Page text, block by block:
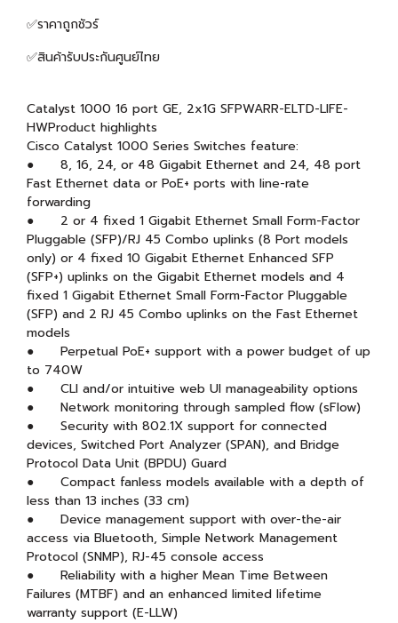
✅ราคาถูกชัวร์
✅สินค้ารับประกันศูนย์ไทย
Catalyst 1000 16 port GE, 2x1G SFPWARR-ELTD-LIFE-
HWProduct highlights
Cisco Catalyst 1000 Series Switches feature:
● 8, 16, 24, or 48 Gigabit Ethernet and 24, 48 port
Fast Ethernet data or PoE+ ports with line-rate
forwarding
● 2 or 4 fixed 1 Gigabit Ethernet Small Form-Factor
Pluggable (SFP)/RJ 45 Combo uplinks (8 Port models
only) or 4 fixed 10 Gigabit Ethernet Enhanced SFP
(SFP+) uplinks on the Gigabit Ethernet models and 4
fixed 1 Gigabit Ethernet Small Form-Factor Pluggable
(SFP) and 2 RJ 45 Combo uplinks on the Fast Ethernet
models
● Perpetual PoE+ support with a power budget of up
to 740W
● CLI and/or intuitive web UI manageability options
● Network monitoring through sampled flow (sFlow)
● Security with 802.1X support for connected
devices, Switched Port Analyzer (SPAN), and Bridge
Protocol Data Unit (BPDU) Guard
● Compact fanless models available with a depth of
less than 13 inches (33 cm)
● Device management support with over-the-air
access via Bluetooth, Simple Network Management
Protocol (SNMP), RJ-45 console access
● Reliability with a higher Mean Time Between
Failures (MTBF) and an enhanced limited lifetime
warranty support (E-LLW)